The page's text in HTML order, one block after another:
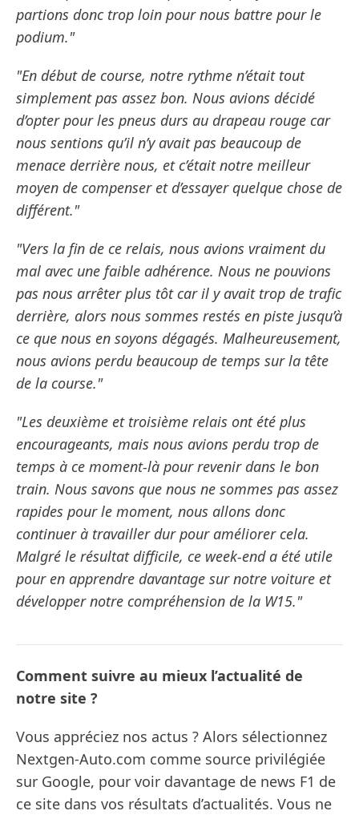
partions donc trop loin pour nous battre pour le
podium."
"En début de course, notre rythme n’était tout
simplement pas assez bon. Nous avions décidé
d’opter pour les pneus durs au drapeau rouge car
nous sentions qu’il n’y avait pas beaucoup de
menace derrière nous, et c’était notre meilleur
moyen de compenser et d’essayer quelque chose de
différent."
"Vers la fin de ce relais, nous avions vraiment du
mal avec une faible adhérence. Nous ne pouvions
pas nous arrêter plus tôt car il y avait trop de trafic
derrière, alors nous sommes restés en piste jusqu’à
ce que nous en soyons dégagés. Malheureusement,
nous avions perdu beaucoup de temps sur la tête
de la course."
"Les deuxième et troisième relais ont été plus
encourageants, mais nous avions perdu trop de
temps à ce moment-là pour revenir dans le bon
train. Nous savons que nous ne sommes pas assez
rapides pour le moment, nous allons donc
continuer à travailler dur pour améliorer cela.
Malgré le résultat difficile, ce week-end a été utile
pour en apprendre davantage sur notre voiture et
développer notre compréhension de la W15."
Comment suivre au mieux l’actualité de
notre site ?
Vous appréciez nos actus ? Alors sélectionnez
Nextgen-Auto.com comme source privilégiée
sur Google, pour voir davantage de news F1 de
ce site dans vos résultats d’actualités. Vous ne